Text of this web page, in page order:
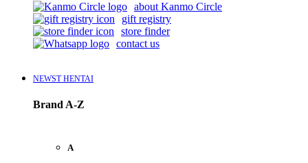
about Kanmo Circle
gift registry
store finder
contact us
NEWST HENTAI
Brand A-Z
A